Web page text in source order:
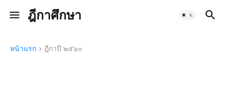
ฎีกาศึกษา
หน้าแรก ฎีกาปี ๒๕๖๐